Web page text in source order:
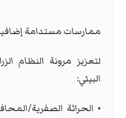
ممارسات مستدامة
لتعزيز مرونة النظام
البيئي:
• الحراثة الصفرية/